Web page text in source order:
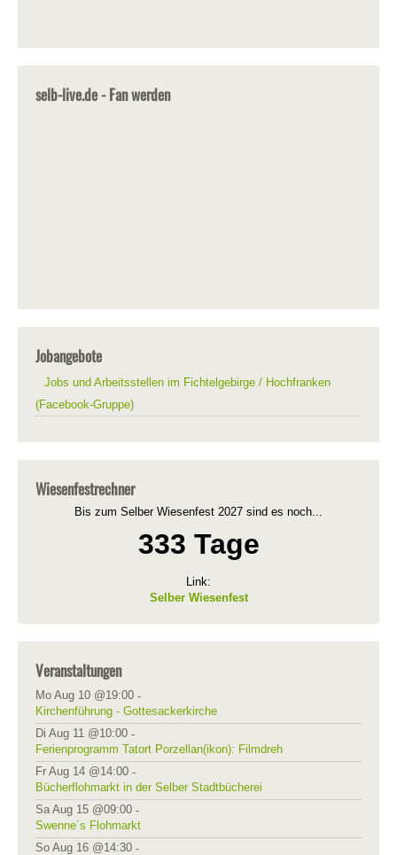
selb-live.de - Fan werden
Jobangebote
Jobs und Arbeitsstellen im Fichtelgebirge / Hochfranken
(Facebook-Gruppe)
Wiesenfestrechner
Bis zum Selber Wiesenfest 2027 sind es noch...
333 Tage
Link:
Selber Wiesenfest
Veranstaltungen
Mo Aug 10 @19:00 -
Kirchenführung - Gottesackerkirche
Di Aug 11 @10:00 -
Ferienprogramm Tatort Porzellan(ikon): Filmdreh
Fr Aug 14 @14:00 -
Bücherflohmarkt in der Selber Stadtbücherei
Sa Aug 15 @09:00 -
Swenne´s Flohmarkt
So Aug 16 @14:30 -